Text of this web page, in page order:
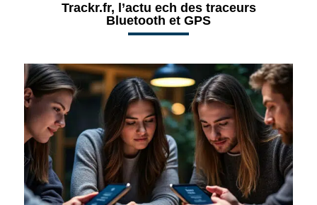
Trackr.fr, l’actu ech des traceurs
Bluetooth et GPS